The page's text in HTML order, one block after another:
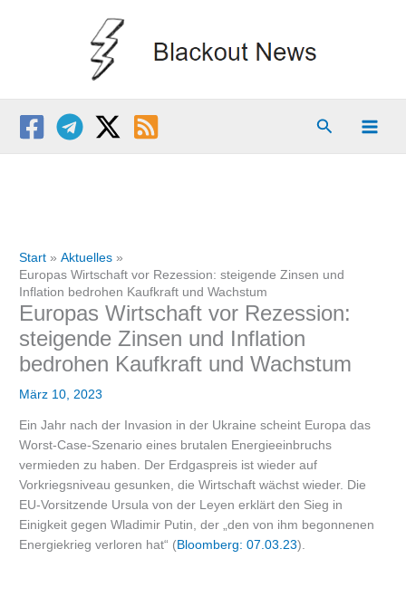
Suchen
Start
Aktuelles
Europas Wirtschaft vor Rezession: steigende Zinsen und
Inflation bedrohen Kaufkraft und Wachstum
Europas Wirtschaft vor Rezession:
steigende Zinsen und Inflation
bedrohen Kaufkraft und Wachstum
März 10, 2023
Ein Jahr nach der Invasion in der Ukraine scheint Europa das
Worst-Case-Szenario eines brutalen Energieeinbruchs
vermieden zu haben. Der Erdgaspreis ist wieder auf
Vorkriegsniveau gesunken, die Wirtschaft wächst wieder. Die
EU-Vorsitzende Ursula von der Leyen erklärt den Sieg in
Einigkeit gegen Wladimir Putin, der „den von ihm begonnenen
Energiekrieg verloren hat“ (Bloomberg: 07.03.23).